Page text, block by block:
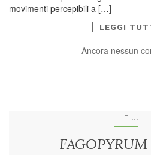
movimenti percepibili a […]
LEGGI
Ancora nessun
F ...